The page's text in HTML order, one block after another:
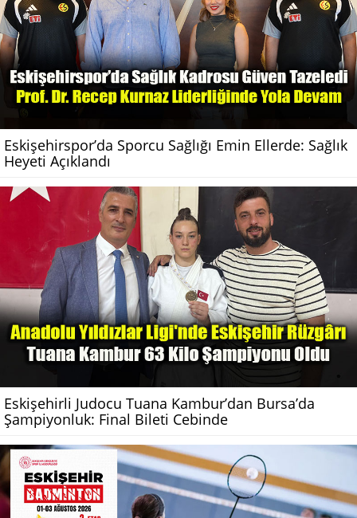
Eskişehirspor’da Sporcu Sağlığı Emin Ellerde: Sağlık
Heyeti Açıklandı
Eskişehirli Judocu Tuana Kambur’dan Bursa’da
Şampiyonluk: Final Bileti Cebinde